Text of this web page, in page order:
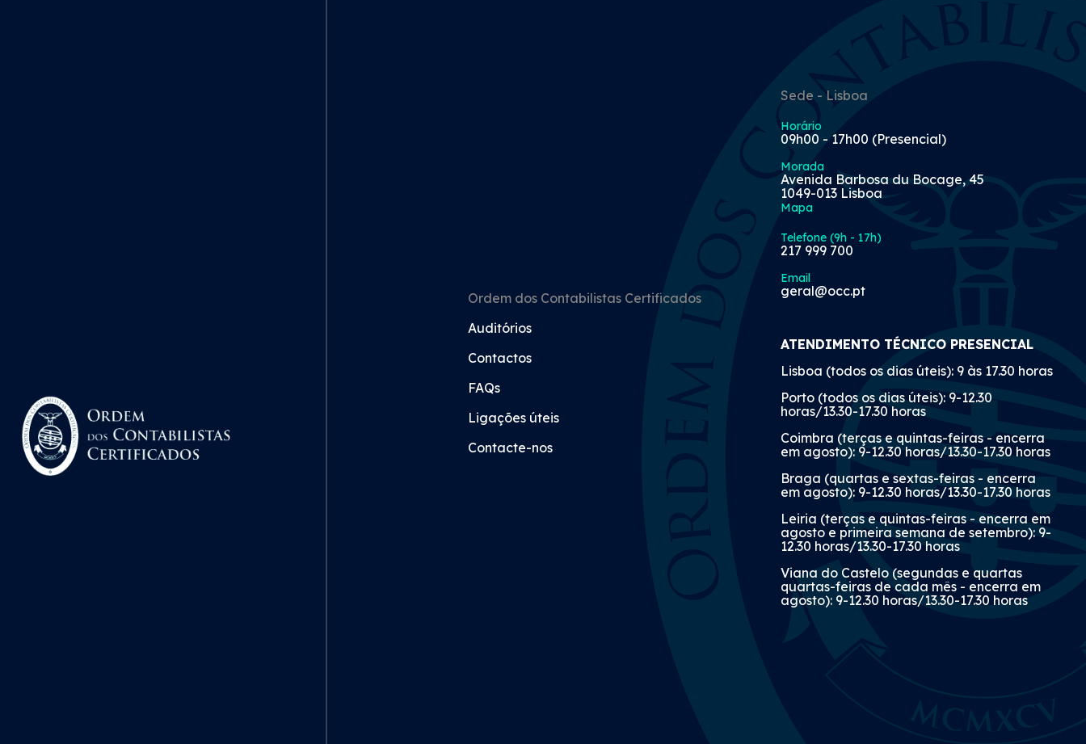
Ordem dos Contabilistas Certificados
Auditórios
Contactos
FAQs
Ligações úteis
Contacte-nos
Sede - Lisboa
Horário
09h00 - 17h00 (Presencial)
Morada
Avenida Barbosa du Bocage, 45
1049-013 Lisboa
Mapa
Telefone (9h - 17h)
217 999 700
Email
geral@occ.pt
ATENDIMENTO TÉCNICO PRESENCIAL
Lisboa (todos os dias úteis): 9 às 17.30 horas
Porto (todos os dias úteis): 9-12.30
horas/13.30-17.30 horas
Coimbra (terças e quintas-feiras - encerra
em agosto): 9-12.30 horas/13.30-17.30 horas
Braga (quartas e sextas-feiras - encerra
em agosto): 9-12.30 horas/13.30-17.30 horas
Leiria (terças e quintas-feiras - encerra em
agosto e primeira semana de setembro): 9-
12.30 horas/13.30-17.30 horas
Viana do Castelo (segundas e quartas
quartas-feiras de cada mês - encerra em
agosto): 9-12.30 horas/13.30-17.30 horas